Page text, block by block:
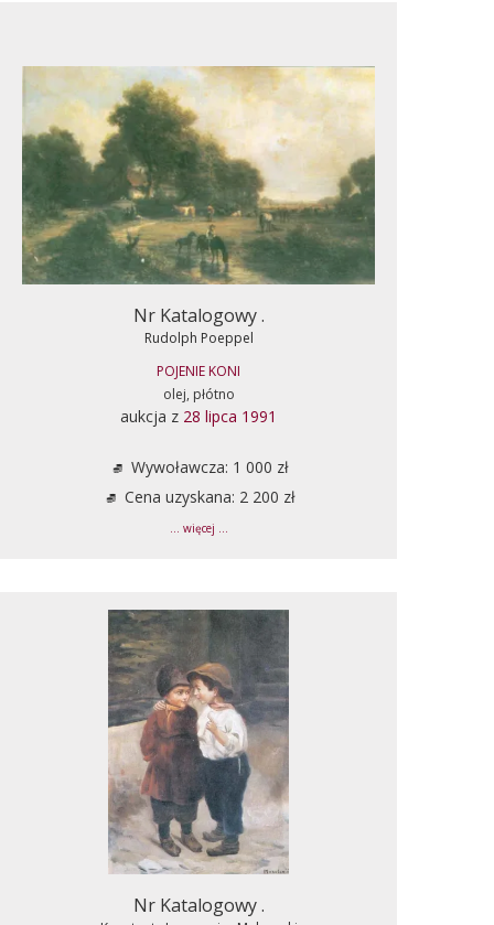
Nr Katalogowy .
Rudolph Poeppel
POJENIE KONI
olej, płótno
aukcja z 28 lipca 1991
Wywoławcza: 1 000 zł
Cena uzyskana: 2 200 zł
... więcej ...
Nr Katalogowy .